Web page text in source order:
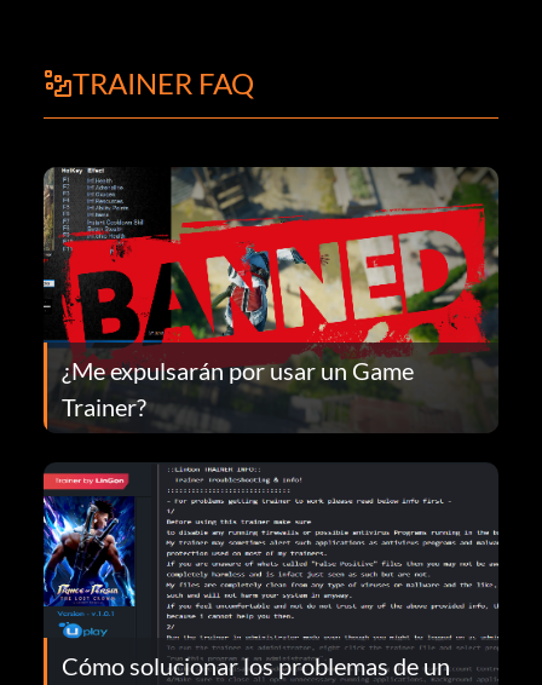
TRAINER FAQ
¿Me expulsarán por usar un Game
Trainer?
Cómo solucionar los problemas de un